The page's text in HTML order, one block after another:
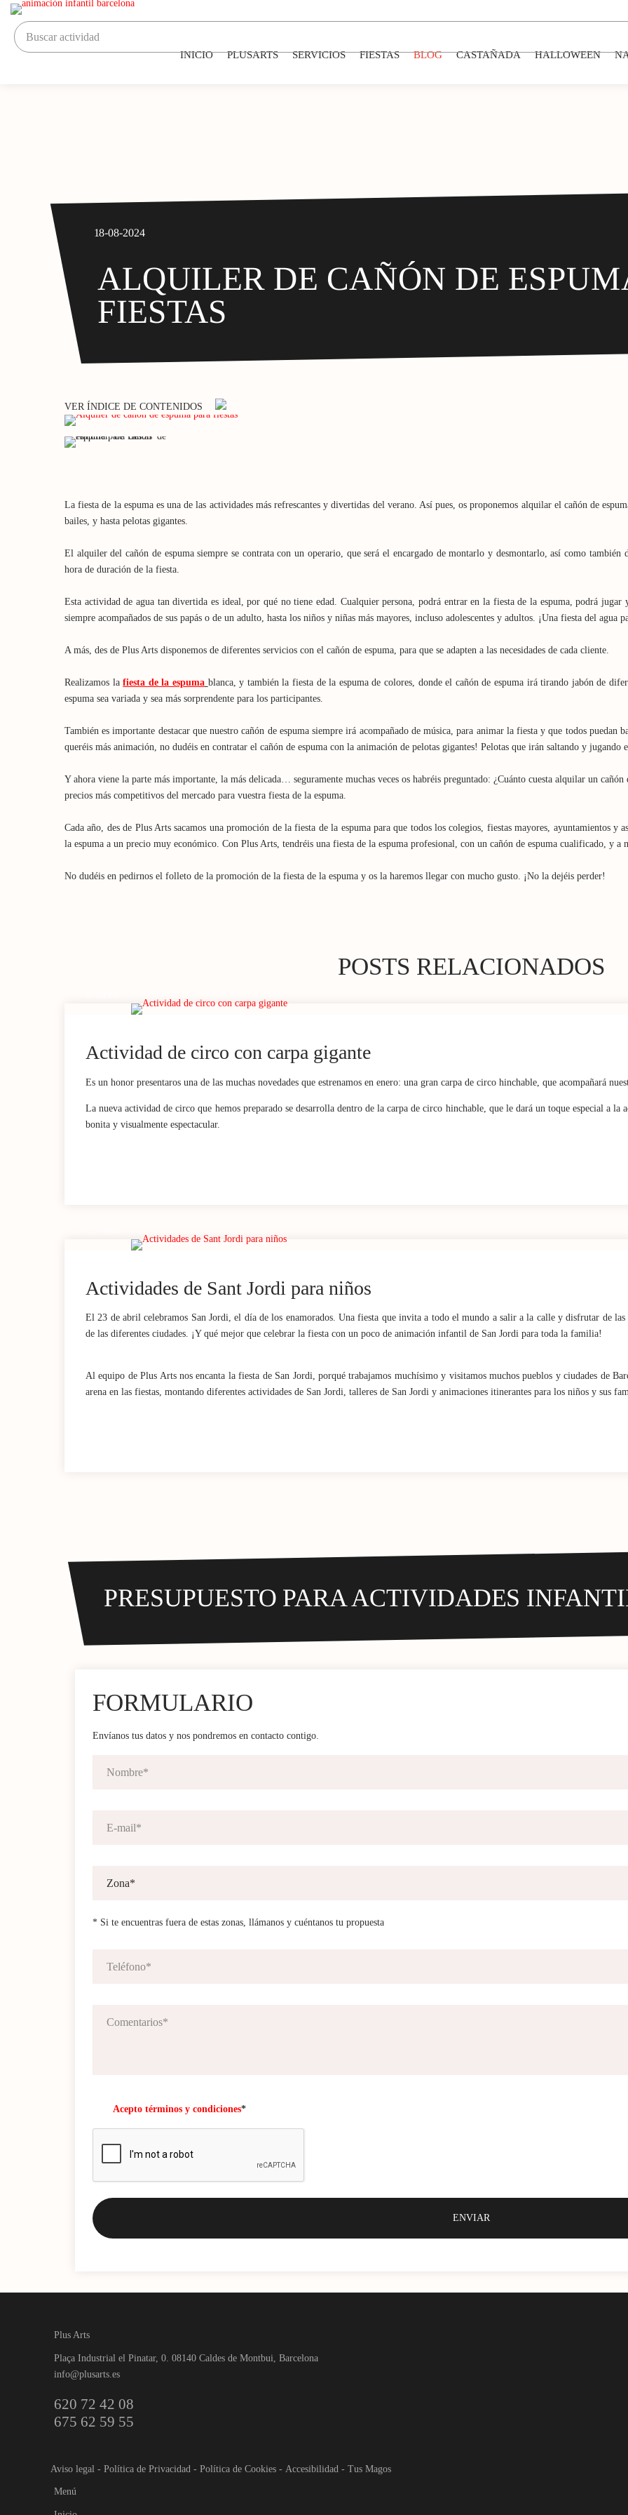
INICIO PLUSARTS SERVICIOS FIESTAS BLOG CASTAÑADA HALLOWEEN
18-08-2024
ALQUILER DE CAÑÓN DE
FIESTAS
VER ÍNDICE DE CONTENIDOS
La fiesta de la espuma es una de las actividades más refrescantes y divertidas del verano. Así pues, os proponemos alquilar el cañón de
bailes, y hasta pelotas gigantes.
El alquiler del cañón de espuma siempre se contrata con un operario, que será el encargado de montarlo y desmontarlo, así como
hora de duración de la fiesta.
Esta actividad de agua tan divertida es ideal, por qué no tiene edad. Cualquier persona, podrá entrar en la fiesta de la espuma, podrá
siempre acompañados de sus papás o de un adulto, hasta los niños y niñas más mayores, incluso adolescentes y adultos. ¡Una fiesta del agua
A más, des de Plus Arts disponemos de diferentes servicios con el cañón de espuma, para que se adapten a las necesidades de cada cliente.
Realizamos lafiesta de la espuma blanca, y también la fiesta de la espuma de colores, donde el cañón de espuma irá tirando jabón de
espuma sea variada y sea más sorprendente para los participantes.
También es importante destacar que nuestro cañón de espuma siempre irá acompañado de música, para animar la fiesta y que todos
queréis más animación, no dudéis en contratar el cañón de espuma con la animación de pelotas gigantes! Pelotas que irán saltando y jugando
Y ahora viene la parte más importante, la más delicada… seguramente muchas veces os habréis preguntado: ¿Cuánto cuesta alquilar un cañón
precios más competitivos del mercado para vuestra fiesta de la espuma.
Cada año, des de Plus Arts sacamos una promoción de la fiesta de la espuma para que todos los colegios, fiestas mayores, ayuntamientos y
la espuma a un precio muy económico. Con Plus Arts, tendréis una fiesta de la espuma profesional, con un cañón de espuma cualificado, y a
No dudéis en pedirnos el folleto de la promoción de la fiesta de la espuma y os la haremos llegar con mucho gusto. ¡No la dejéis perder!
POSTS RELACIONADOS
Actividad de circo con carpa gigante
Es un honor presentaros una de las muchas novedades que estrenamos en enero: una gran carpa de circo hinchable, que acompañará
La nueva actividad de circo que hemos preparado se desarrolla dentro de la carpa de circo hinchable, que le dará un toque especial a
bonita y visualmente espectacular.
Actividades de Sant Jordi para niños
El 23 de abril celebramos San Jordi, el día de los enamorados. Una fiesta que invita a todo el mundo a salir a la calle y disfrutar de las
de las diferentes ciudades. ¡Y qué mejor que celebrar la fiesta con un poco de animación infantil de San Jordi para toda la familia!
Al equipo de Plus Arts nos encanta la fiesta de San Jordi, porqué trabajamos muchísimo y visitamos muchos pueblos y ciudades de
arena en las fiestas, montando diferentes actividades de San Jordi, talleres de San Jordi y animaciones itinerantes para los niños y sus
PRESUPUESTO PARA ACTIVIDADES
FORMULARIO
Envíanos tus datos y nos pondremos en contacto contigo.
* Si te encuentras fuera de estas zonas, llámanos y cuéntanos tu propuesta
Acepto términos y condiciones*
Plus Arts
Plaça Industrial el Pinatar, 0. 08140 Caldes de Montbui, Barcelona
info@plusarts.es
620 72 42 08
675 62 59 55
Aviso legal - Política de Privacidad - Política de Cookies - Accesibilidad - Tus Magos
Menú